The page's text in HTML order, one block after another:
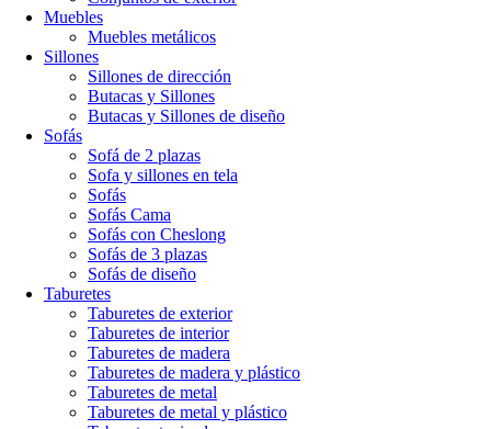
Muebles
Muebles metálicos
Sillones
Sillones de dirección
Butacas y Sillones
Butacas y Sillones de diseño
Sofás
Sofá de 2 plazas
Sofa y sillones en tela
Sofás
Sofás Cama
Sofás con Cheslong
Sofás de 3 plazas
Sofás de diseño
Taburetes
Taburetes de exterior
Taburetes de interior
Taburetes de madera
Taburetes de madera y plástico
Taburetes de metal
Taburetes de metal y plástico